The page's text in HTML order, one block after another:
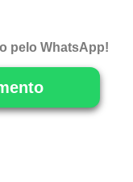
pelo WhatsApp!